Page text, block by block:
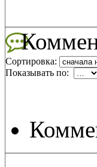
Сортировка:
Показывать по: